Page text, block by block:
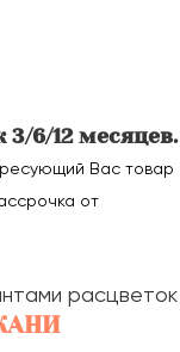
3/6/12 месяцев.
Вас товар
от
расцветок